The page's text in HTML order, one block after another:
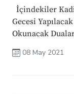
Gecesi Yapılacak
Okunacak
Çekilecek
08 May 2021